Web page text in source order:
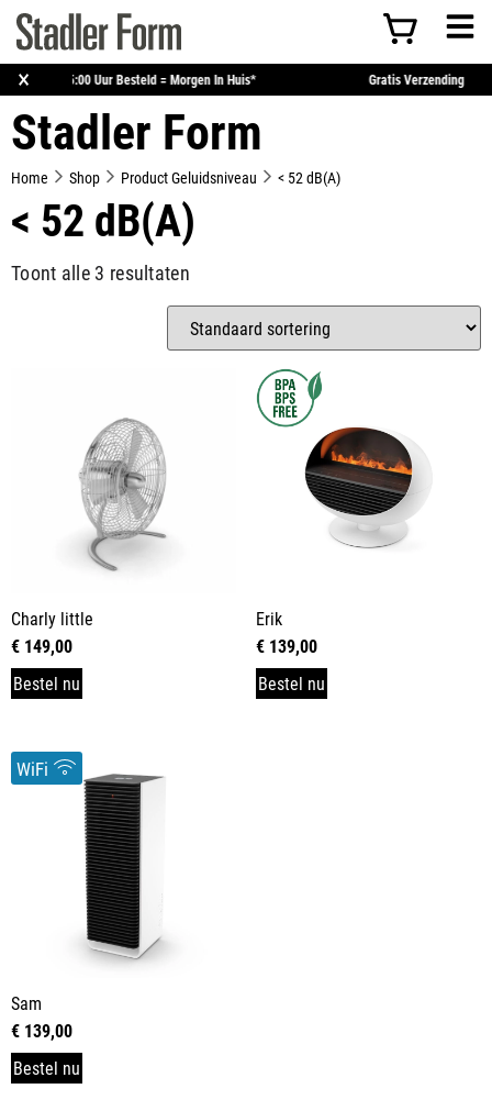
× Voor 15:00 Uur Besteld = Morgen In Huis* Gratis
Stadler Form
Home Shop Product Geluidsniveau < 52 dB(A)
< 52 dB(A)
Toont alle 3 resultaten
Charly little
€ 149,00
Bestel nu
Erik
€139,00
Bestel nu
WiFi
Sam
€ 139,00
Bestel nu